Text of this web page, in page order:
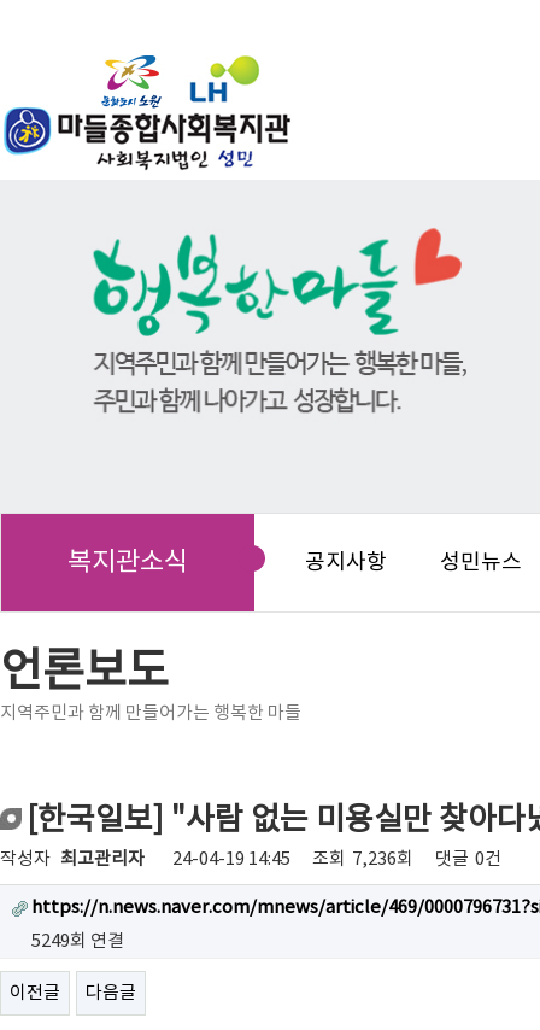
복지관소식 공지사항 성민뉴스
언론보도
지역주민과 함께 만들어가는 행복한 마들
[한국일보] "사람 없는 미용실만 찾아
작성자 최고관리자 24-04-19 14:45 조회 7,236회 댓글 0건
https://n.news.naver.com/mnews/article/469/
5249회 연결
이전글 다음글